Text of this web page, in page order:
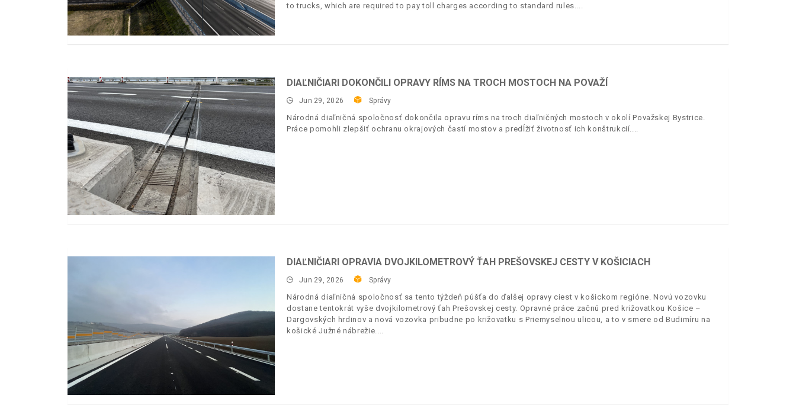
to trucks, which are required to pay toll charges according to standard rules.
DIAĽNIČIARI DOKONČILI OPRAVY RÍMS NA TROCH MOSTOCH NA POVAŽÍ
Jun 29, 2026 Správy
Národná diaľničná spoločnosť dokončila opravu ríms na troch diaľničných mostoch v okolí Považskej Bystrice.
Práce pomohli zlepšiť ochranu okrajových častí mostov a predĺžiť životnosť ich konštrukcií.
DIAĽNIČIARI OPRAVIA DVOJKILOMETROVÝ ŤAH PREŠOVSKEJ CESTY V KOŠICIACH
Jun 29, 2026 Správy
Národná diaľničná spoločnosť sa tento týždeň púšťa do ďalšej opravy ciest v košickom regióne. Novú vozovku
dostane tentokrát vyše dvojkilometrový ťah Prešovskej cesty. Opravné práce začnú pred križovatkou Košice –
Dargovských hrdinov a nová vozovka pribudne po križovatku s Priemyselnou ulicou, a to v smere od Budimíru na
košické Južné nábrežie.